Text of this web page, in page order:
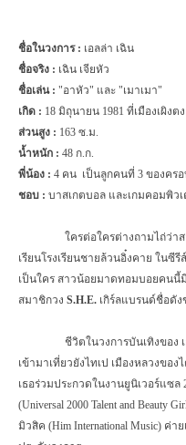
ชื่อในวงการ : เอลล่า เฉิน
ชื่อจริง : เฉิน เจียหัว
ชื่อเล่น : "อาหัว" และ "เมาเมา"
เกิด : 18 มิถุนายน 1981 ที่เมืองเผิงต
ส่วนสูง : 163 ซ.ม.
น้ำหนัก : 48 ก.ก.
พี่น้อง : 4 คน เป็นลูกคนที่ 3 ของคร
ชอบ : บาสเกตบอล และเกมคอมพิวเ
ใครต่อใครต่างถามไถ่ว่า
เรียนโรงเรียนชายล้วนอิ๋งคาย ในซี
เป็นใคร สาวน้อยมาดทอมบอยคนนี้
สมาชิกวง S.H.E. เกิร์ลแบรนด์ชื่อดั
ชีวิตในวงการบันเทิงของ
เข้ามาเที่ยวยังไทเป เมืองหลวงขอ
เธอร่วมประกวดในงานยูนิเวอร์แซ
(Universal 2000 Talent and Beauty
มิวสิค (Him International Music) ค่า